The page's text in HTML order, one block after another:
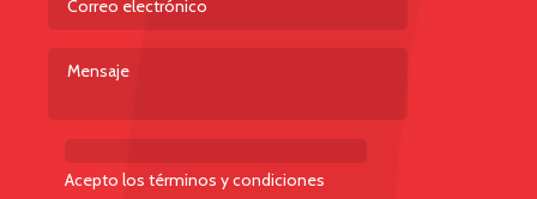
Acepto los términos y condiciones